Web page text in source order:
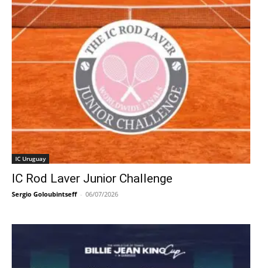
IC Uruguay
IC Rod Laver Junior Challenge
Sergio Goloubintseff - 06/07/2026